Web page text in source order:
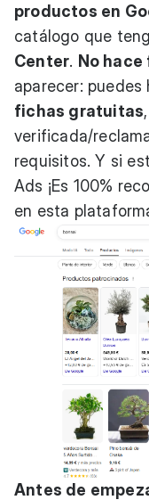
productos en
catálogo que
Center. No
aparecer:
fichas gratuitas
verificada/
requisitos. Y si
Ads ¡Es 100%
en esta
Antes de